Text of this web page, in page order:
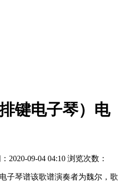
键电子琴）电
2020-09-04 04:10 浏览次数：
子琴谱该歌谱演奏者为魏尔，歌